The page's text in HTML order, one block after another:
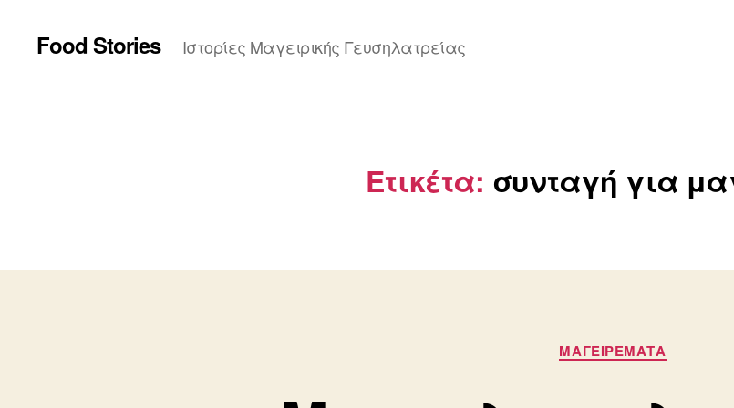
Food Stories Ιστορίες Μαγειρικής Γευσηλατρείας
Ετικέτα: συνταγή για
Κατηγορίες
ΜΑΓΕΙΡΕΜΑΤΑ